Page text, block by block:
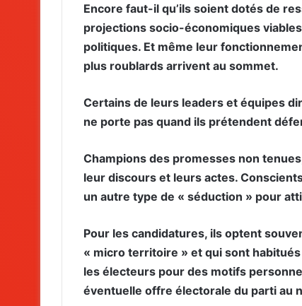
Encore faut-il qu’ils soient dotés de
projections socio-économiques
politiques. Et même leur
plus roublards arrivent au sommet.
Certains de leurs leaders et équipes
ne porte pas quand ils prétendent
Champions des promesses non
leur discours et leurs actes.
un autre type de « séduction » pour
Pour les candidatures, ils optent
« micro territoire » et qui sont
les électeurs pour des motifs
éventuelle offre électorale du parti au